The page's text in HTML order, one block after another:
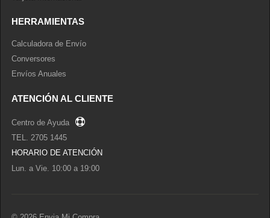
HERRAMIENTAS
Calculadora de Envío
Conversores
Envíos Anuales
ATENCIÓN AL CLIENTE
Centro de Ayuda
TEL. 2705 1445
HORARIO DE ATENCIÓN
Lun. a Vie. 10:00 a 19:00